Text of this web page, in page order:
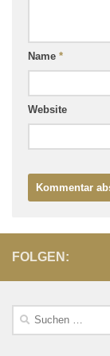
Name *
Website
FOLGEN: